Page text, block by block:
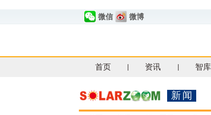
微信 微博
首页 资讯 智库
新闻